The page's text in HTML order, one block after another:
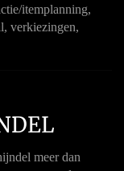
itemplanning,
verkiezingen,
meer dan